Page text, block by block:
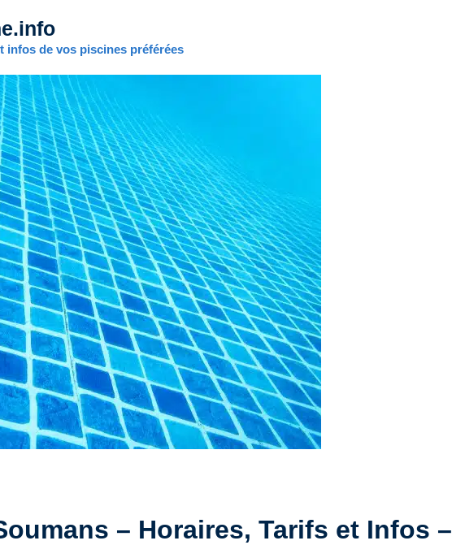
infos de vos piscines préférées
– Horaires, Tarifs et Infos –